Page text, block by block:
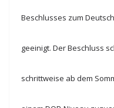
Beschlusses zum
geeinigt. Der Beschluss
schrittweise ab dem